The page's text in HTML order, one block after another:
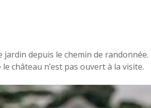
depuis le chemin de
château n’est pas ouvert à la visite.